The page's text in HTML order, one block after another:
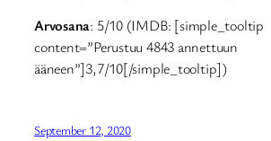
Arvosana: 5/10 (IMDB: [simple_tooltip
content=”Perustuu 4843 annettuun
ääneen”]3,7/10[/simple_tooltip])
September 12, 2020